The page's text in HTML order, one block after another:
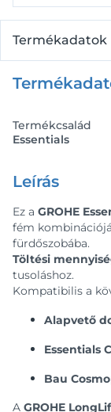
Termékadatok
Termékcsalád
Essentials
Leírás
Ez a GROHE
fém
fürdőszobába.
Töltési
tusoláshoz.
Kompatibilis a
Alapvető
Essentials
Bau
A GROHE